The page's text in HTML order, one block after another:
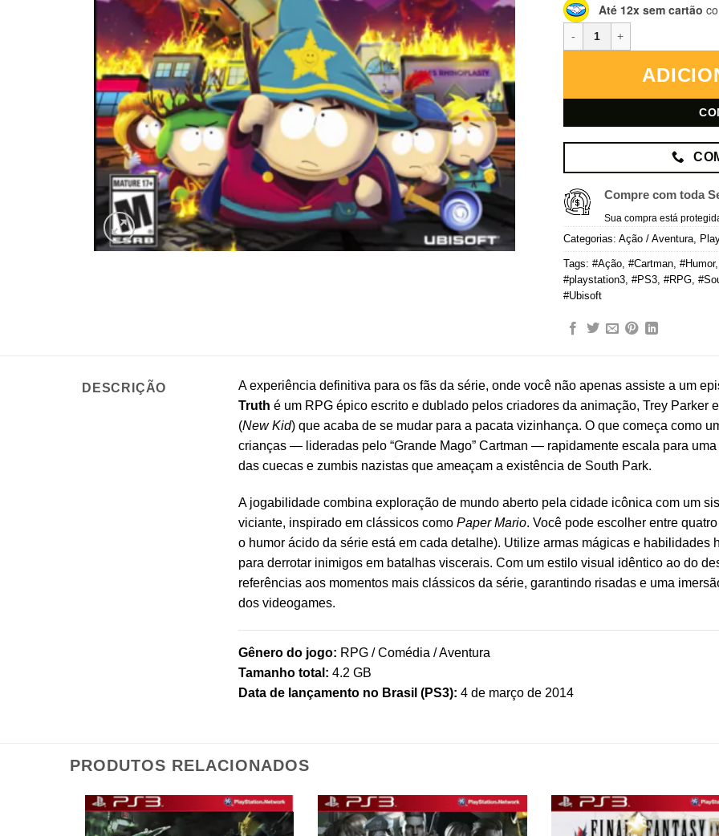
Até 12x sem cartão
South Park: The Stick of
Compre com toda
Sua compra está
Categorias: Ação / Aventura
Tags: #Ação #Cartman #Humor,
#playstation3 #PS3 #RPG
#Ubisoft
DESCRIÇÃO A experiência definitiva para os fãs da série, onde você não apenas assiste a um
Truth é um RPG épico escrito e dublado pelos criadores da animação, Trey Parker
(New Kid) que acaba de se mudar para a pacata vizinhança. O que começa como
crianças — lideradas pelo “Grande Mago” Cartman — rapidamente escala para
das cuecas e zumbis nazistas que ameaçam a existência de South Park.
A jogabilidade combina exploração de mundo aberto pela cidade icônica com um
viciante, inspirado em clássicos como Paper Mario. Você pode escolher entre
o humor ácido da série está em cada detalhe). Utilize armas mágicas e habilidades
para derrotar inimigos em batalhas viscerais. Com um estilo visual idêntico ao do
referências aos momentos mais clássicos da série, garantindo risadas e uma
dos videogames.
Gênero do jogo: RPG / Comédia / Aventura
Tamanho total: 4.2 GB
Data de lançamento no Brasil (PS3): 4 de março de 2014
PRODUTOS RELACIONADOS